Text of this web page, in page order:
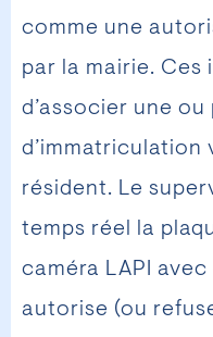
comme une
par la mairie.
d’associer une
d’immatriculation
résident. Le
temps réel la
caméra LAPI
autorise (ou